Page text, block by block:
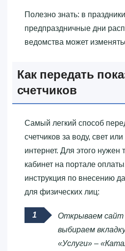
Полезно знать: в
предпраздничные дни
ведомства может
Как передать
счетчиков
Самый легкий способ
счетчиков за воду, свет
интернет. Для этого нужен
кабинет на портале
инструкция по внесению
для физических лиц:
Открываем сайт
выбираем
«Услуги» –